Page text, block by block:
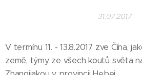
31.07.2017
V termínu 11. - 13.8.2017 zve Čína,
země, týmy ze všech koutů světa